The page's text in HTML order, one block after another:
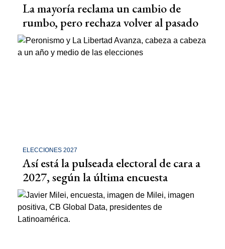
La mayoría reclama un cambio de
rumbo, pero rechaza volver al pasado
ELECCIONES 2027
Así está la pulseada electoral de cara a
2027, según la última encuesta